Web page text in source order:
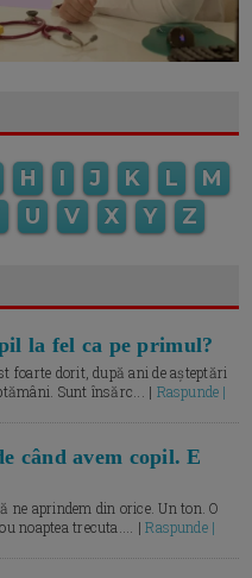
H I J K L
M
U V X Y Z
la fel ca pe primul?
foarte dorit, după ani de așteptări
Sunt însărc... | Raspunde |
când avem copil. E
ne aprindem din orice. Un ton. O
noaptea trecuta.... |Raspunde |